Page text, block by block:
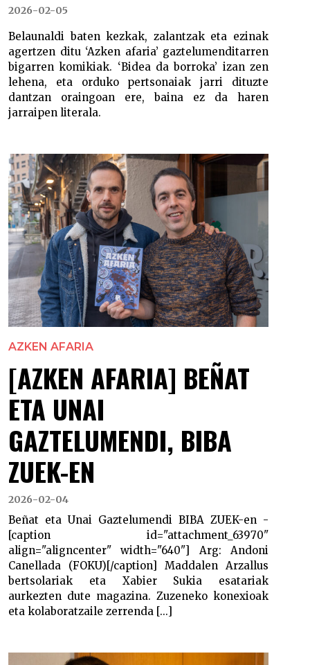
2026-02-05
Belaunaldi baten kezkak, zalantzak eta ezinak
agertzen ditu ‘Azken afaria’ gaztelumenditarren
bigarren komikiak. ‘Bidea da borroka’ izan zen
lehena, eta orduko pertsonaiak jarri dituzte
dantzan oraingoan ere, baina ez da haren
jarraipen literala.
AZKEN AFARIA
[AZKEN AFARIA] BEÑAT
ETA UNAI
GAZTELUMENDI, BIBA
ZUEK-EN
2026-02-04
Beñat eta Unai Gaztelumendi BIBA ZUEK-en -
[caption id="attachment_63970"
align="aligncenter" width="640"] Arg: Andoni
Canellada (FOKU)[/caption] Maddalen Arzallus
bertsolariak eta Xabier Sukia esatariak
aurkezten dute magazina. Zuzeneko konexioak
eta kolaboratzaile zerrenda [...]